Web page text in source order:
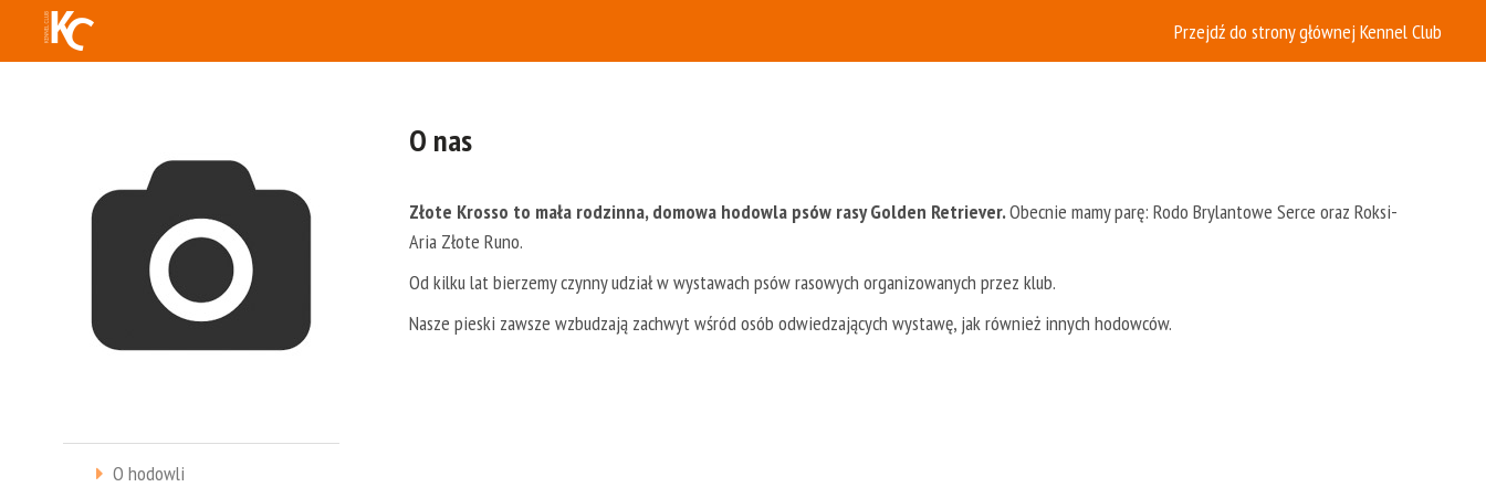
Przejdź do strony głównej Kennel Club
O hodowli
O nas
Złote Krosso to mała rodzinna, domowa hodowla psów rasy Golden Retriever.Obecnie mamy parę: Rodo Brylantowe Serce oraz Roksi-
Aria Złote Runo.
Od kilku lat bierzemy czynny udział w wystawach psów rasowych organizowanych przez klub.
Nasze pieski zawsze wzbudzają zachwyt wśród osób odwiedzających wystawę, jak również innych hodowców.